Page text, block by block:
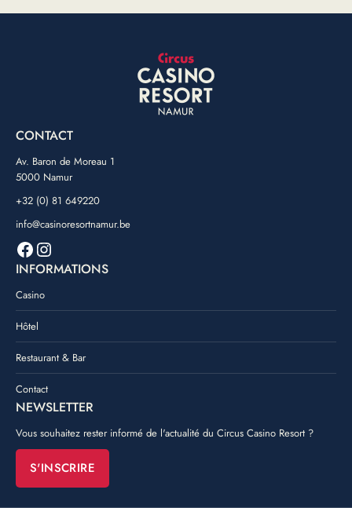
CONTACT
Av. Baron de Moreau 1
5000 Namur
+32 (0) 81 649220
info@casinoresortnamur.be
Facebook
Instagram
INFORMATIONS
Casino
Hôtel
Restaurant & Bar
Contact
NEWSLETTER
Vous souhaitez rester informé de l'actualité du Circus Casino Resort ?
S'INSCRIRE